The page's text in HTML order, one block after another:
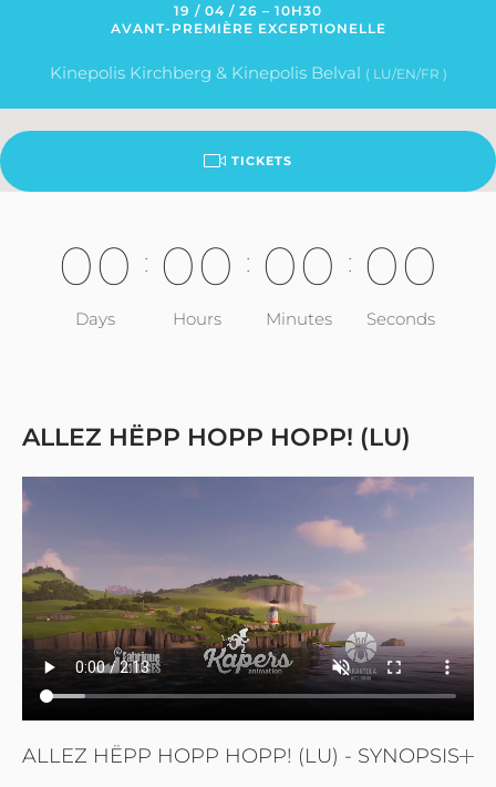
19 / 04 / 26 – 10H30
AVANT-PREMIÈRE EXCEPTIONELLE
Kinepolis Kirchberg & Kinepolis Belval ( LU/EN/FR )
TICKETS
00
Days
: 00
Hours
: 00
Minutes
: 00
Seconds
ALLEZ HËPP HOPP HOPP! (LU)
ALLEZ HËPP HOPP HOPP! (LU) - SYNOPSIS